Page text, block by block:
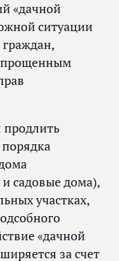
«дачной
ситуации
продлить
садовые дома),
участках,
«дачной
за счет